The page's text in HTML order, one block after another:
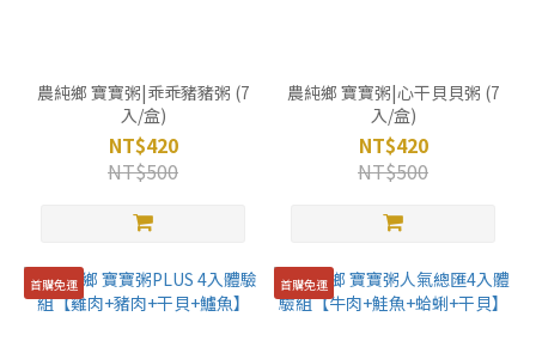
農純鄉 寶寶粥|乖乖豬豬粥 (7
入/盒)
NT$420
NT$500
農純鄉 寶寶粥|心干貝貝粥 (7
入/盒)
NT$420
NT$500
首購免運 首購免運